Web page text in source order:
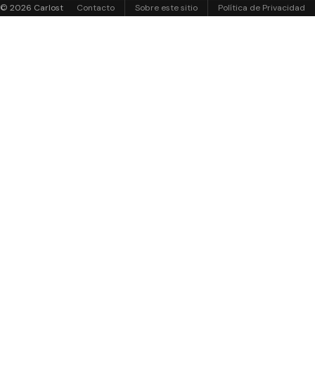
© 2026 Carlost Contacto Sobre este sitio Política de Privacidad